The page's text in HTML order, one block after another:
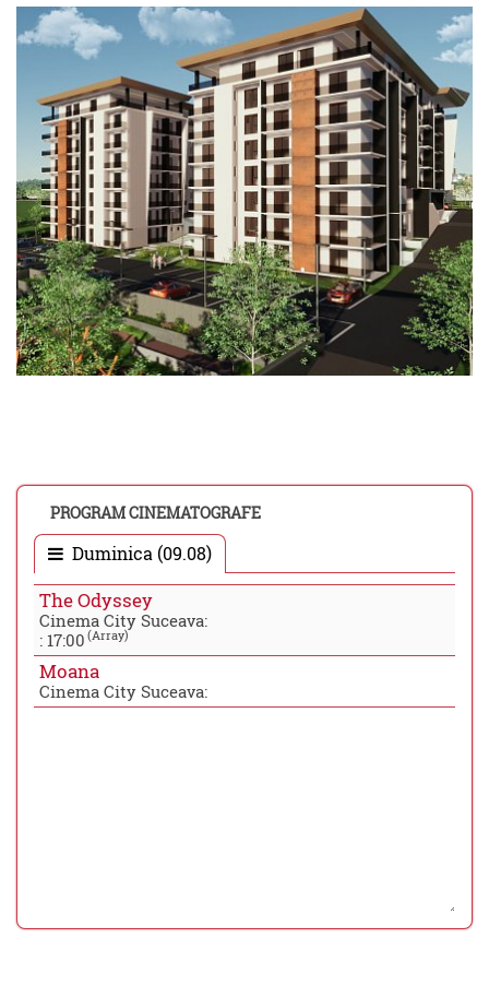
PROGRAM CINEMATOGRAFE
Duminica (09.08)
The Odyssey
Cinema City Suceava:
: 17:00 (Array)
Moana
Cinema City Suceava: